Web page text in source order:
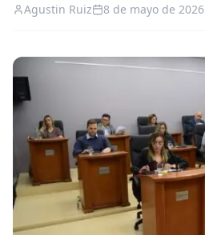
Agustin Ruiz 8 de mayo de 2026